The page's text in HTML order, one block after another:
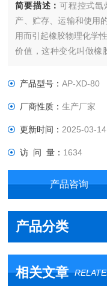
简要描述：可程控式氙
产、贮存、运输和使用
用而引起橡胶物理化学
价值，这种变化叫做橡
温高湿是影响橡胶老化
性光波，可以为橡
产品型号：AP-XD-80
厂商性质：生产厂家
更新时间： 2025-03-14
访 问 量： 1634
产品咨询
产品分类
相关文章